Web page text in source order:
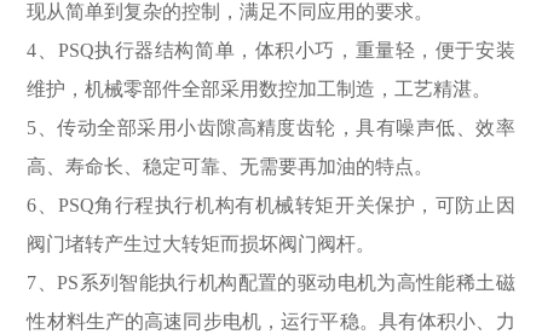
现从简单到复杂的控制，满足不同应用的要求。
4、PSQ执行器结构简单，体积小巧，重量轻，便于安装
维护，机械零部件全部采用数控加工制造，工艺精湛。
5、传动全部采用小齿隙高精度齿轮，具有噪声低、效率
高、寿命长、稳定可靠、无需要再加油的特点。
6、PSQ角行程执行机构有机械转矩开关保护，可防止因
阀门堵转产生过大转矩而损坏阀门阀杆。
7、PS系列智能执行机构配置的驱动电机为高性能稀土磁
性材料生产的高速同步电机，运行平稳。具有体积小、力